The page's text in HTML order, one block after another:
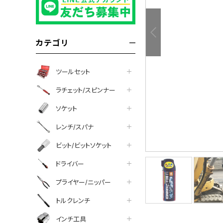
カテゴリ
ツールセット
ラチェット/スピンナー
ソケット
レンチ/スパナ
ビット/ビットソケット
ドライバー
プライヤー/ニッパー
トルクレンチ
インチ工具